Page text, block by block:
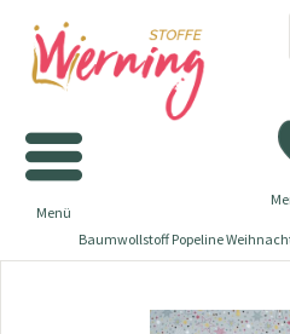
Menü
Baumwollstoff Popeline